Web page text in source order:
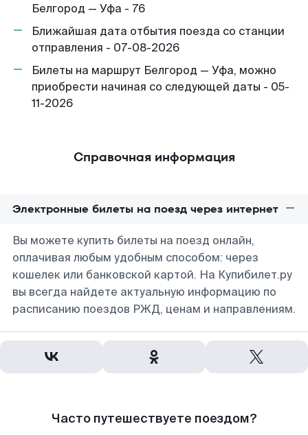
Белгород — Уфа - 76
Ближайшая дата отбытия поезда со станции
отправления - 07-08-2026
Билеты на маршрут Белгород — Уфа, можно
приобрести начиная со следующей даты - 05-
11-2026
Справочная информация
Электронные билеты на поезд через интернет
Вы можете купить билеты на поезд онлайн,
оплачивая любым удобным способом: через
кошелек или банковской картой. На Купибилет.ру
вы всегда найдете актуальную информацию по
расписанию поездов РЖД, ценам и направлениям.
Часто путешествуете поездом?